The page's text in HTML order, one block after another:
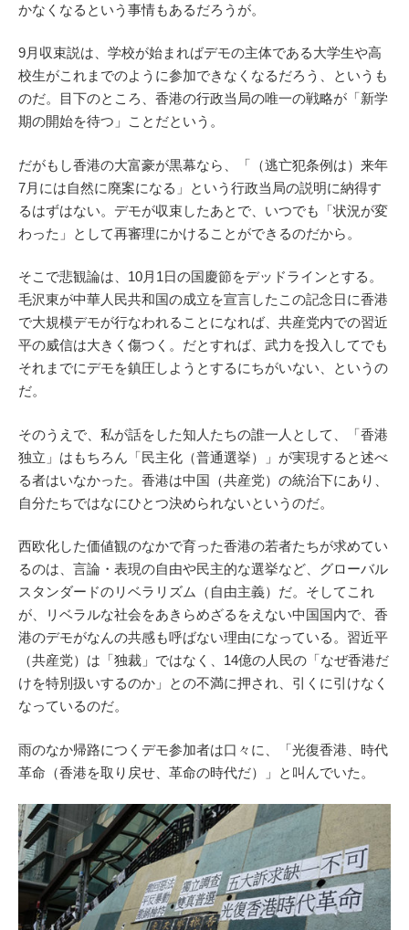
かなくなるという事情もあるだろうが。
9月収束説は、学校が始まればデモの主体である大学生や高
校生がこれまでのように参加できなくなるだろう、というも
のだ。目下のところ、香港の行政当局の唯一の戦略が「新学
期の開始を待つ」ことだという。
だがもし香港の大富豪が黒幕なら、「（逃亡犯条例は）来年
7月には自然に廃案になる」という行政当局の説明に納得す
るはずはない。デモが収束したあとで、いつでも「状況が変
わった」として再審理にかけることができるのだから。
そこで悲観論は、10月1日の国慶節をデッドラインとする。
毛沢東が中華人民共和国の成立を宣言したこの記念日に香港
で大規模デモが行なわれることになれば、共産党内での習近
平の威信は大きく傷つく。だとすれば、武力を投入してでも
それまでにデモを鎮圧しようとするにちがいない、というの
だ。
そのうえで、私が話をした知人たちの誰一人として、「香港
独立」はもちろん「民主化（普通選挙）」が実現すると述べ
る者はいなかった。香港は中国（共産党）の統治下にあり、
自分たちではなにひとつ決められないというのだ。
西欧化した価値観のなかで育った香港の若者たちが求めてい
るのは、言論・表現の自由や民主的な選挙など、グローバル
スタンダードのリベラリズム（自由主義）だ。そしてこれ
が、リベラルな社会をあきらめざるをえない中国国内で、香
港のデモがなんの共感も呼ばない理由になっている。習近平
（共産党）は「独裁」ではなく、14億の人民の「なぜ香港だ
けを特別扱いするのか」との不満に押され、引くに引けなく
なっているのだ。
雨のなか帰路につくデモ参加者は口々に、「光復香港、時代
革命（香港を取り戻せ、革命の時代だ）」と叫んでいた。